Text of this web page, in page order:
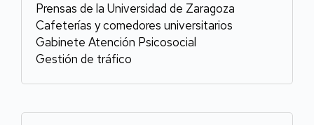
Prensas de la Universidad de Zaragoza
Cafeterías y comedores universitarios
Gabinete Atención Psicosocial
Gestión de tráfico